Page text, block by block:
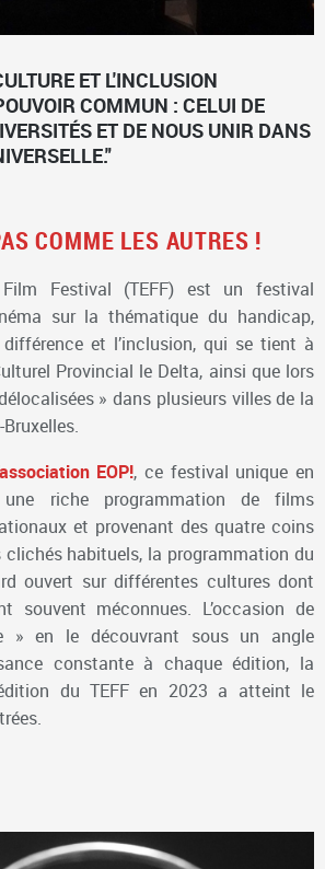
ET L'INCLUSION
COMMUN : CELUI DE
ET DE NOUS UNIR DANS
COMME LES AUTRES !
Film Festival (TEFF) est un festival
sur la thématique du handicap,
et l’inclusion, qui se tient à
Provincial le Delta, ainsi que lors
» dans plusieurs villes de la
EOP!, ce festival unique en
une riche programmation de films
et provenant des quatre coins
clichés habituels, la programmation du
ouvert sur différentes cultures dont
souvent méconnues. L’occasion de
» en le découvrant sous un angle
constante à chaque édition, la
du TEFF en 2023 a atteint le